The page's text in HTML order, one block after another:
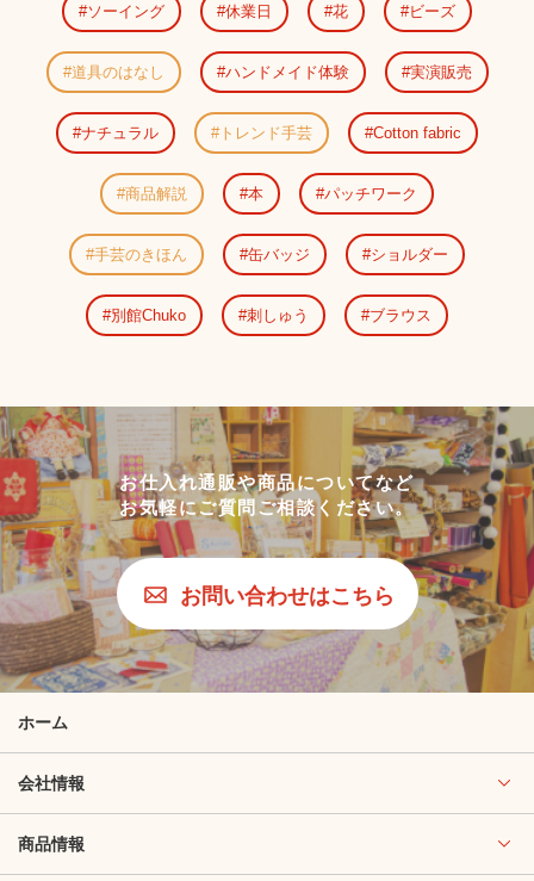
ソーイング 休業日 花 ビーズ
道具のはなし ハンドメイド体験 実演販売
ナチュラル トレンド手芸 Cotton fabric
商品解説 本 パッチワーク
手芸のきほん 缶バッジ ショルダー
別館Chuko 刺しゅう ブラウス
お仕入れ通販や商品についてなど
お気軽にご質問ご相談ください。
お問い合わせはこちら
ホーム
会社情報
商品情報